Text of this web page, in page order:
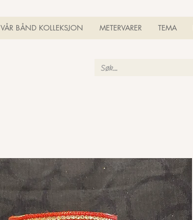
VÅR BÅND KOLLEKSJON METERVARER TEMA